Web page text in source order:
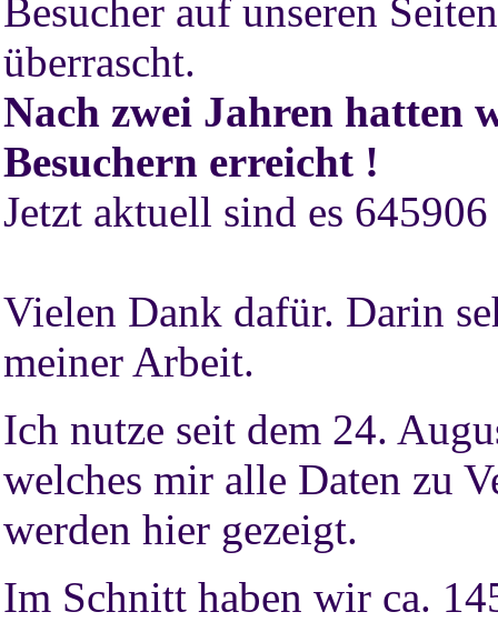
Besucher auf unseren
überrascht.
Nach zwei Jahren hatten
Besuchern erreicht !
Jetzt aktuell sind es
Vielen Dank dafür. Darin
meiner Arbeit.
Ich nutze seit dem 24.
welches mir alle Daten zu
werden hier gezeigt.
Im Schnitt haben wir ca.